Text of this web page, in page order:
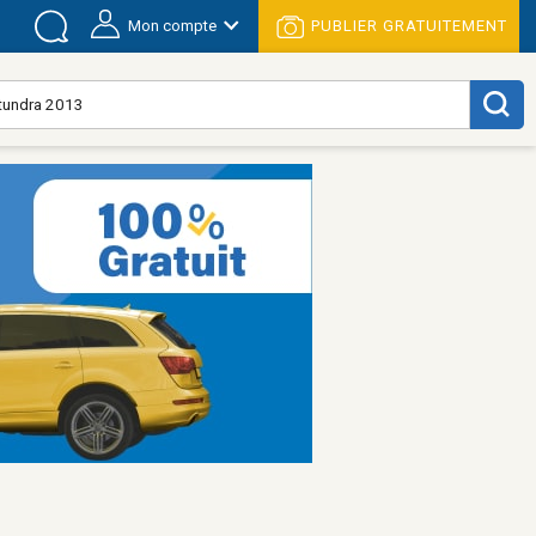
Mon compte PUBLIER GRATUITEMENT